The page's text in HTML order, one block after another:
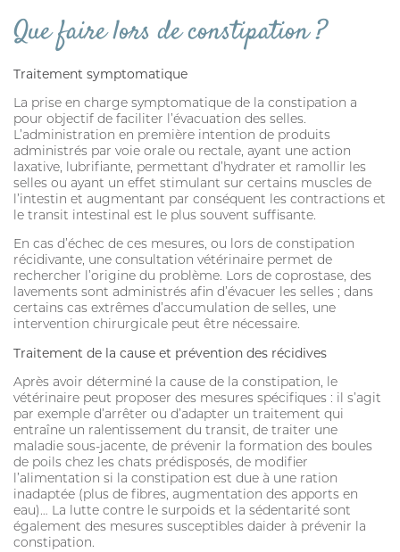
ANTIPARASITAIRE EXTERNE
ARTICULATION
SOIN DE LA PEAU
HYGIÈNE DU PELAGE
ALLAITEMENT
SOIN BUCCO-DENTAIRE
DIGESTION
STRESS ET COMPORTEMENT
SOLUTION ALTERNATIVE
SOLUTION ALTERNATIVE
ANTIPARASITAIRE EXTERNE
PURGE
Que faire lors de constipation ?
Traitement symptomatique
La prise en charge symptomatique de la constipation a
pour objectif de faciliter l’évacuation des selles.
L’administration en première intention de produits
administrés par voie orale ou rectale, ayant une action
laxative, lubrifiante, permettant d’hydrater et ramollir les
selles ou ayant un effet stimulant sur certains muscles de
l’intestin et augmentant par conséquent les contractions et
le transit intestinal est le plus souvent suffisante.
En cas d’échec de ces mesures, ou lors de constipation
récidivante, une consultation vétérinaire permet de
rechercher l’origine du problème. Lors de coprostase, des
lavements sont administrés afin d’évacuer les selles ; dans
certains cas extrêmes d’accumulation de selles, une
intervention chirurgicale peut être nécessaire.
Traitement de la cause et prévention des récidives
Après avoir déterminé la cause de la constipation, le
vétérinaire peut proposer des mesures spécifiques : il s’agit
par exemple d’arrêter ou d’adapter un traitement qui
entraîne un ralentissement du transit, de traiter une
maladie sous-jacente, de prévenir la formation des boules
de poils chez les chats prédisposés, de modifier
l’alimentation si la constipation est due à une ration
inadaptée (plus de fibres, augmentation des apports en
eau)… La lutte contre le surpoids et la sédentarité sont
également des mesures susceptibles daider à prévenir la
constipation.